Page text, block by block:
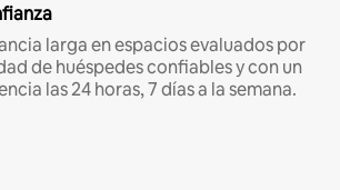
larga en espacios evaluados por
de huéspedes confiables y con un
las 24 horas, 7 días a la semana.